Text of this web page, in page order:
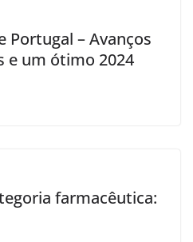
Portugal – Avanços
e um ótimo 2024
farmacêutica: